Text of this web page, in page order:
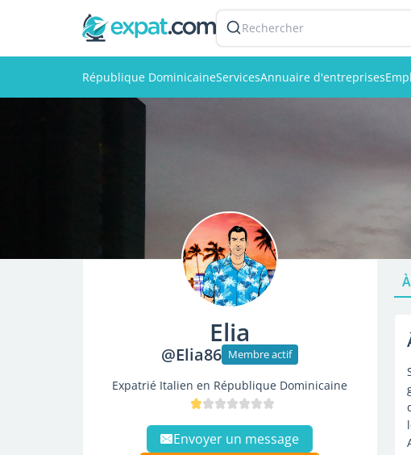
Rechercher
République DominicaineServicesAnnuaire d'entreprises
Elia
@Elia86 Membre actif
Expatrié Italien en République Dominicaine
Envoyer un message